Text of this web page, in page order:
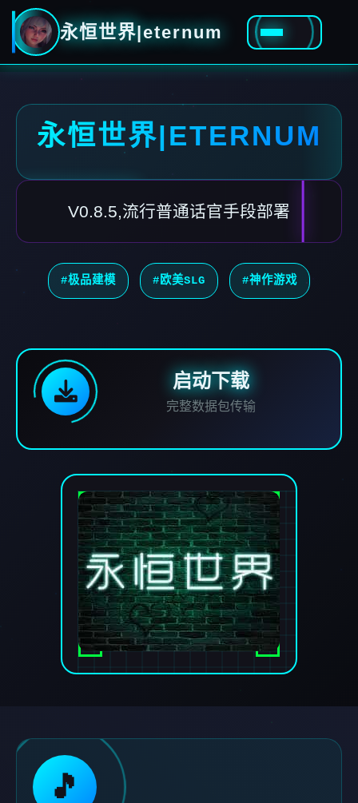
永恒世界|eternum
永恒世界|ETERNUM
V0.8.5,流行普通话官手段部署
#极品建模 #欧美SLG #神作游戏
启动下载
完整数据包传输
🎵